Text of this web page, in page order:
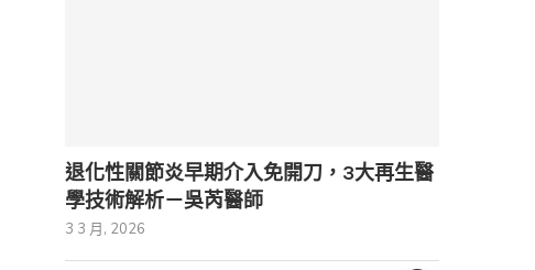
退化性關節炎早期介入免開刀，3大再生醫
學技術解析－吳芮醫師
3 3 月, 2026